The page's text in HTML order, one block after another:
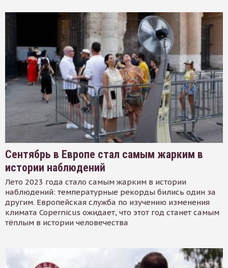
Сентябрь в Европе стал самым жарким в
истории наблюдений
Лето 2023 года стало самым жарким в истории
наблюдений: температурные рекорды бились один за
другим. Европейская служба по изучению изменения
климата Copernicus ожидает, что этот год станет самым
тёплым в истории человечества